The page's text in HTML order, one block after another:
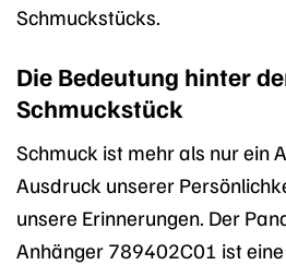
Schmuckstücks.
Die Bedeutung hinter
Schmuckstück
Schmuck ist mehr als nur ein
Ausdruck unserer
unsere Erinnerungen. Der
Anhänger 789402C01 ist